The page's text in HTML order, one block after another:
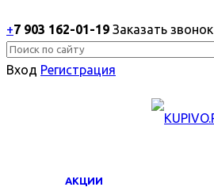
+7 903 162-01-19 Заказать звонок
Вход Регистрация
АКЦИИ